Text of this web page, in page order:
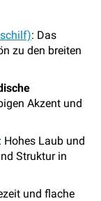
: Das
zu den breiten
Akzent und
: Hohes Laub und
Struktur in
und flache